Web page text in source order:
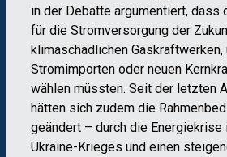
in der Debatte argumentiert, dass
für die Stromversorgung der
klimaschädlichen Gaskraftwerken,
Stromimporten oder neuen
wählen müssten. Seit der letzten
hätten sich zudem die
geändert – durch die
Ukraine-Krieges und einen